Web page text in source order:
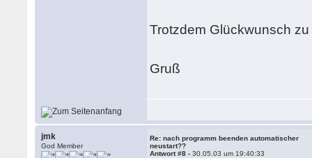
Trotzdem Glückwunsch
Gruß
jmk
God Member
Re: nach programm beenden automatischer
neustart??
Antwort #8 -30.05.03 um 19:40:33